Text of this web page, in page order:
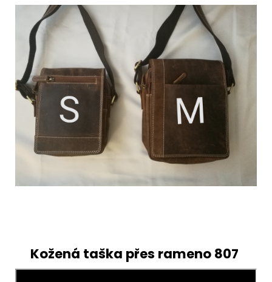
Kožená taška přes rameno 807